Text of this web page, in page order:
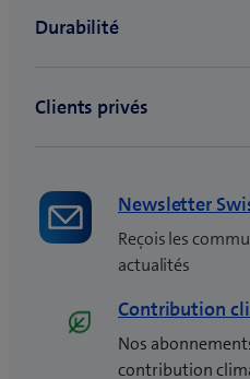
Newsletter
Reçois les
actualités
Contribution
Nos
contribution